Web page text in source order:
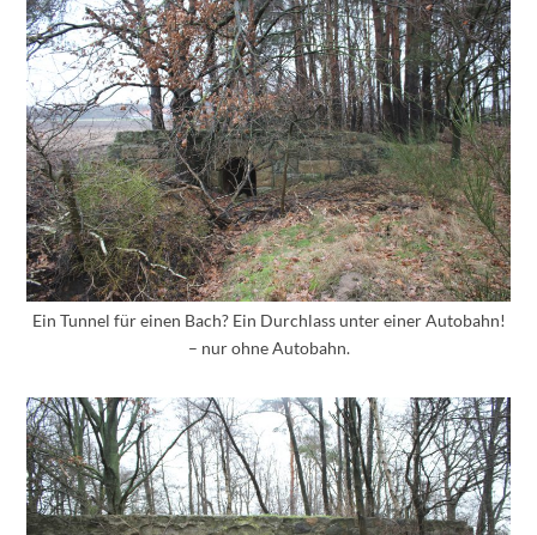
Ein Tunnel für einen Bach? Ein Durchlass unter einer Autobahn!
– nur ohne Autobahn.